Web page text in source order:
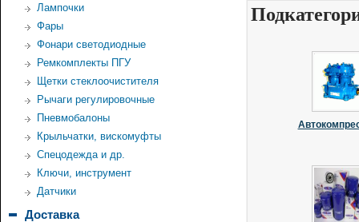
Лампочки
Фары
Фонари светодиодные
Ремкомплекты ПГУ
Щетки стеклоочистителя
Рычаги регулировочные
Пневмобалоны
Крыльчатки, вискомуфты
Спецодежда и др.
Ключи, инструмент
Датчики
Доставка